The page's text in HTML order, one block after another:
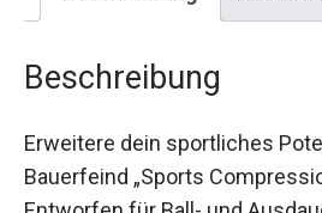
Beschreibung
Bauerfeind „Sports
Entworfen für Ball- und